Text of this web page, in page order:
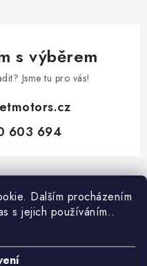
Dalším procházením
s jejich používáním..
s výběrem
Jsme tu pro vás!
603 694